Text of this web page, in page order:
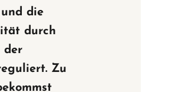
die
durch
der
Zu